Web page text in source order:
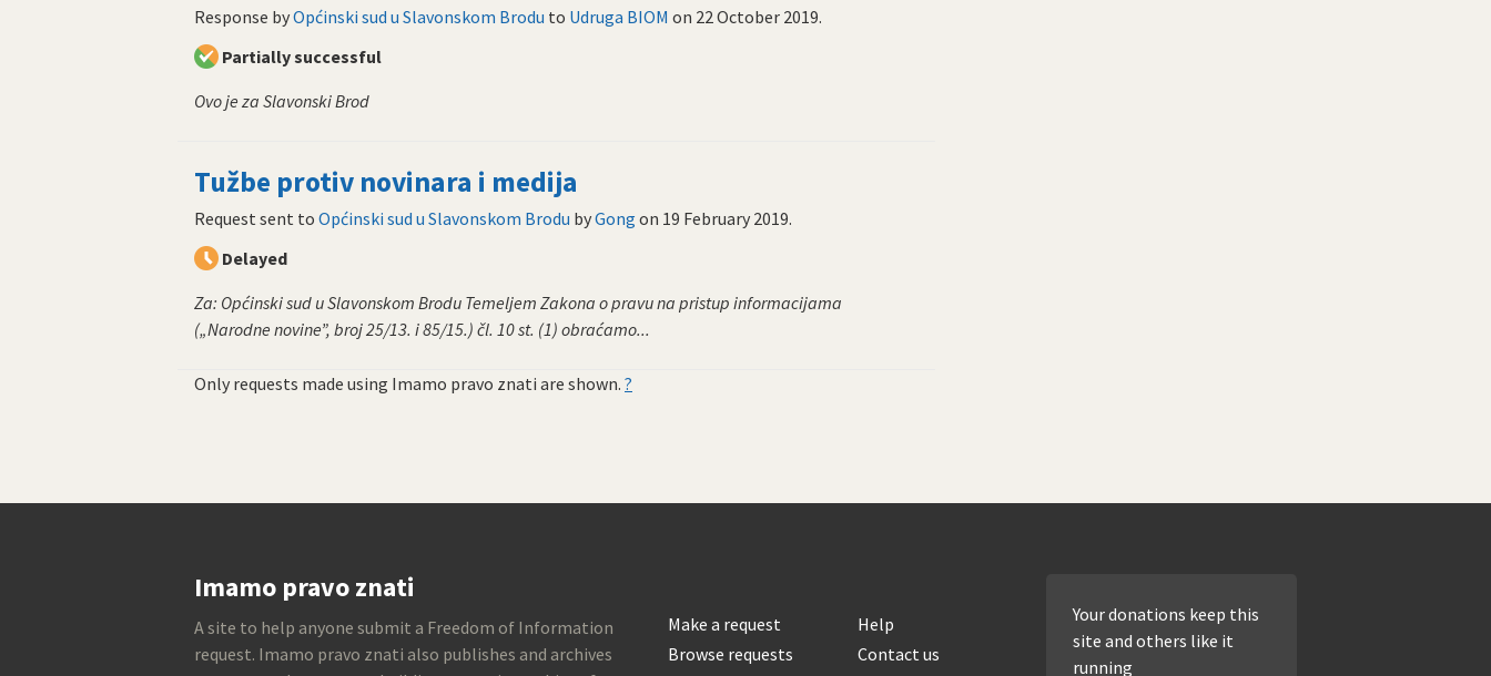
Response byOpćinski sud u Slavonskom Brodu to Udruga BIOM on 22 October 2019.
Partially successful
Ovo je za Slavonski Brod
Tužbe protiv novinara i medija
Request sent to Općinski sud u Slavonskom Brodu byGong on 19 February 2019.
Delayed
Za: Općinski sud u Slavonskom Brodu Temeljem Zakona o pravu na pristup informacijama
(„Narodne novine”, broj 25/13. i 85/15.) čl. 10 st. (1) obraćamo...
Only requests made using Imamo pravo znati are shown. ?
Imamo pravo znati
A site to help anyone submit a Freedom of Information
request. Imamo pravo znati also publishes and archives
Make a request
Browse requests
Help
Contact us
Your donations keep this
site and others like it
running